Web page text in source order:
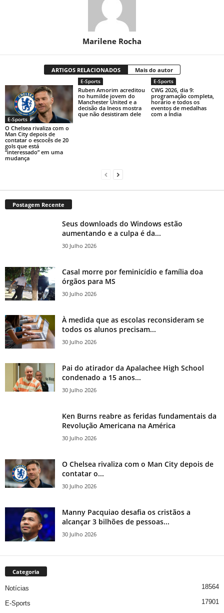
Marilene Rocha
ARTIGOS RELACIONADOS Mais do autor
E-Sports
O Chelsea rivaliza com o
Man City depois de
contatar o escocês de 20
gols que está
“interessado” em uma
mudança
E-Sports
Ruben Amorim acreditou
no humilde jovem do
Manchester United e a
decisão da Ineos mostra
que não desistiram dele
E-Sports
CWG 2026, dia 9:
programação completa,
horário e todos os
eventos de medalhas
com a Índia
Postagem Recente
Seus downloads do Windows estão
aumentando e a culpa é da...
30 Julho 2026
Casal morre por feminicídio e família doa
órgãos para MS
30 Julho 2026
À medida que as escolas reconsideram se
todos os alunos precisam...
30 Julho 2026
Pai do atirador da Apalachee High School
condenado a 15 anos...
30 Julho 2026
Ken Burns reabre as feridas fundamentais da
Revolução Americana na América
30 Julho 2026
O Chelsea rivaliza com o Man City depois de
contatar o...
30 Julho 2026
Manny Pacquiao desafia os cristãos a
alcançar 3 bilhões de pessoas...
30 Julho 2026
Categoria
Notícias 18564
E-Sports 17901